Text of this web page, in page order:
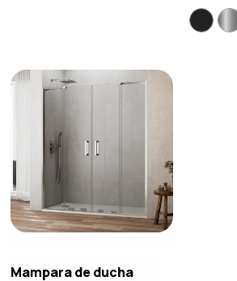
Mampara de ducha